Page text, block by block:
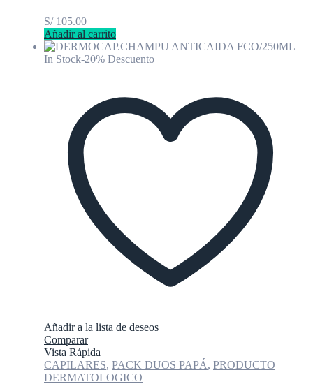
S/105.00
Añadir al carrito
In Stock-20% Descuento
Añadir a la lista de deseos
Comparar
Vista Rápida
CAPILARES, PACK DUOS PAPÁ, PRODUCTO
DERMATOLOGICO